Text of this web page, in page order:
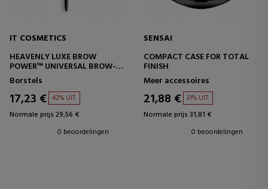
IT COSMETICS
HEAVENLY LUXE BROW
POWER™ UNIVERSAL BROW-
TRANSFORMER BRUSH 21
Borstels
17,23 € 42% UIT.
Normale prijs 29,56 €
0 beoordelingen
SENSAI
COMPACT CASE FOR TOTAL
FINISH
Meer accessoires
21,88 € 31% UIT.
Normale prijs 31,81 €
0 beoordelingen